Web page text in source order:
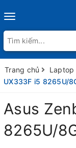
Toggle
Trang chủ
UX333F i5 8265U/
Asus
8265U/